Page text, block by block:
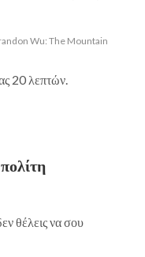
Brandon Wu: The Mountain
20 λεπτών.
θέλεις να σου